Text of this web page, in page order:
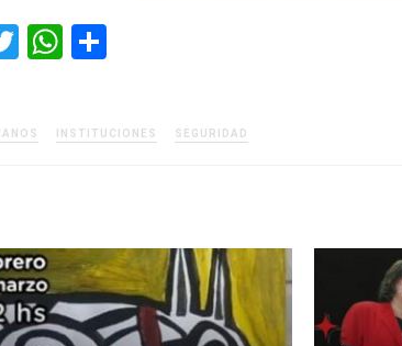
TwitterWhatsApp
INSTITUCIONES SEGURIDAD